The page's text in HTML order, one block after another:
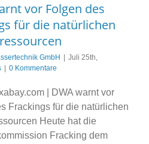
vor Folgen des
für die natürlichen
GmbH
Juli 25th,
0 Kommentare
| DWA warnt vor
Frackings für die natürlichen
Heute hat die
Fracking dem